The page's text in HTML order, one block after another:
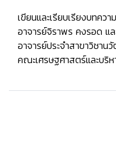
เขียนและเรียบเรียงบทควา
อาจารย์จิราพร คงรอด แ
อาจารย์ประจำสาขาวิชาน
คณะเศรษฐศาสตร์และบริ